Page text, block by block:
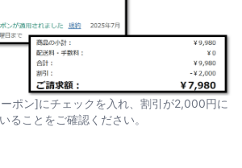
ポン]にチェックを入れ、割引が2,000円に
ることをご確認ください。